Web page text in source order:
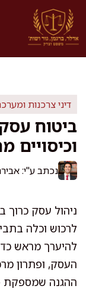
לדלג
לתוכן
דיני צרכנות
ביטוח
וכיסויים
נכתב ע"י:
ניהול עסק כרוך
לרכוש וכלה
להיערך מראש
העסק, ופתרון
ההגנה שמספקת